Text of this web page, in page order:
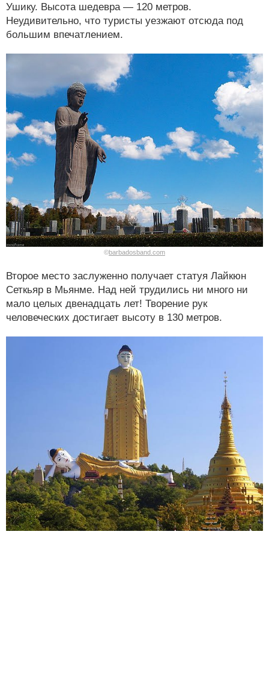
Ушику. Высота шедевра — 120 метров.
Неудивительно, что туристы уезжают отсюда под
большим впечатлением.
©barbadosband.com
Второе место заслуженно получает статуя Лайкюн
Сеткьяр в Мьянме. Над ней трудились ни много ни
мало целых двенадцать лет! Творение рук
человеческих достигает высоту в 130 метров.